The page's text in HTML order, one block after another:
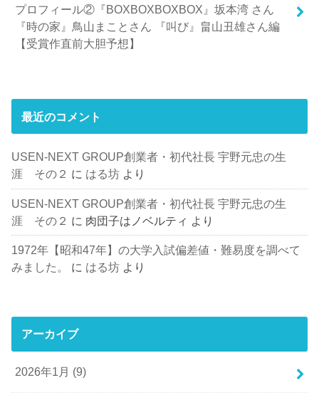
プロフィール②『BOXBOXBOXBOX』坂本湾 さん
『時の家』鳥山まことさん 『叫び』畠山丑雄さん編
【受賞作直前大胆予想】
最近のコメント
USEN-NEXT GROUP創業者・初代社長 宇野元忠の生
涯 その２ に はる坊 より
USEN-NEXT GROUP創業者・初代社長 宇野元忠の生
涯 その２ に 肉団子はノベルティ より
1972年【昭和47年】の大学入試偏差値・難易度を調べて
みました。
に はる坊 より
アーカイブ
2026年1月 (9)